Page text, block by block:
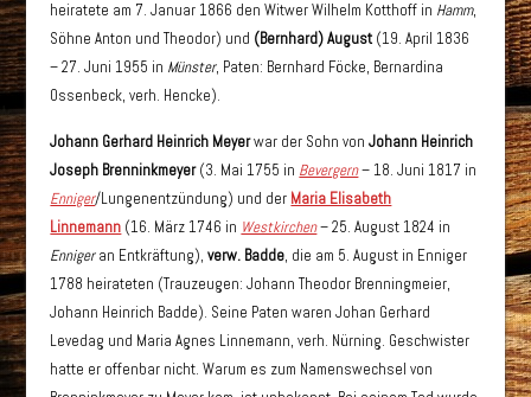
heiratete am 7. Januar 1866 den Witwer Wilhelm Kotthoff in Hamm,
Söhne Anton und Theodor) und (Bernhard) August (19. April 1836
– 27. Juni 1955 in Münster, Paten: Bernhard Föcke, Bernardina
Ossenbeck, verh. Hencke).
Johann Gerhard Heinrich Meyerwar der Sohn vonJohann Heinrich
Joseph Brenninkmeyer(3. Mai 1755 in Bevergern– 18. Juni 1817 in
Enniger/Lungenentzündung) und der Maria Elisabeth
Linnemann (16. März 1746 in Westkirchen– 25. August 1824 in
Ennigeran Entkräftung),verw. Badde, die am 5. August in Enniger
1788 heirateten (Trauzeugen: Johann Theodor Brenningmeier,
Johann Heinrich Badde). Seine Paten waren Johan Gerhard
Levedag und Maria Agnes Linnemann, verh. Nürning. Geschwister
hatte er offenbar nicht. Warum es zum Namenswechsel von